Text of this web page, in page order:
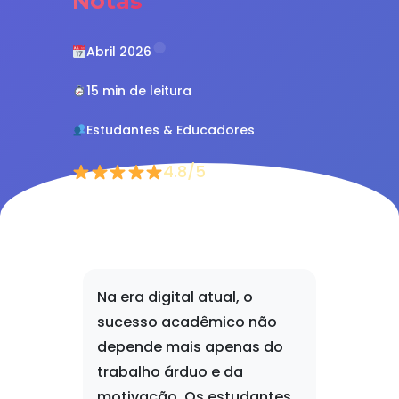
Abril 2026
15 min de leitura
Estudantes & Educadores
4.8/5
Na era digital atual, o
sucesso acadêmico não
depende mais apenas do
trabalho árduo e da